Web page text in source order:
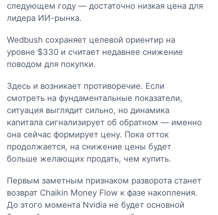
следующем году — достаточно низкая цена для
лидера ИИ-рынка.
Wedbush сохраняет целевой ориентир на
уровне $330 и считает недавнее снижение
поводом для покупки.
Здесь и возникает противоречие. Если
смотреть на фундаментальные показатели,
ситуация выглядит сильно, но динамика
капитала сигнализирует об обратном — именно
она сейчас формирует цену. Пока отток
продолжается, на снижение цены будет
больше желающих продать, чем купить.
Первым заметным признаком разворота станет
возврат Chaikin Money Flow к фазе накопления.
До этого момента Nvidia не будет основной